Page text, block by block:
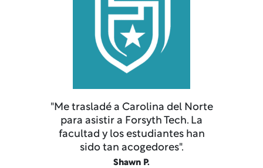
"Me trasladé a Carolina del Norte
para asistir a Forsyth Tech. La
facultad y los estudiantes han
sido tan acogedores".
Shawn P.